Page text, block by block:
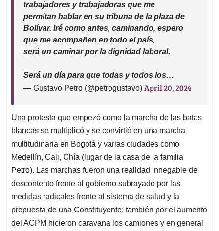
trabajadores y trabajadoras que me
permitan hablar en su tribuna de la plaza de
Bolívar. Iré como antes, caminando, espero
que me acompañen en todo el país,
será un caminar por la dignidad laboral.
Será un día para que todas y todos los…
— Gustavo Petro (@petrogustavo) April 20, 2024
Una protesta que empezó como la marcha de las batas
blancas se multiplicó y se convirtió en una marcha
multitudinaria en Bogotá y varias ciudades como
Medellín, Cali, Chía (lugar de la casa de la familia
Petro). Las marchas fueron una realidad innegable de
descontento frente al gobierno subrayado por las
medidas radicales frente al sistema de salud y la
propuesta de una Constituyente; también por el aumento
del ACPM hicieron caravana los camiones y en general